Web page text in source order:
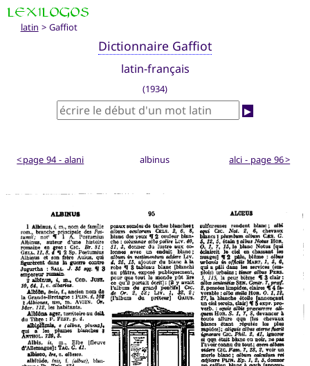
latin > Gaffiot
Dictionnaire Gaffiot
latin-français
(1934)
▶
< page 94 - alani albinus alci - page 96 >